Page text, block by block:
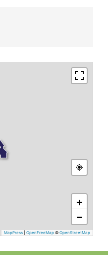
+
−
MapPress OpenFreeMap© OpenStreetMap